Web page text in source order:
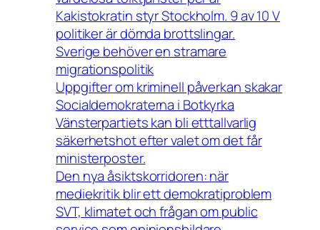
Kakistokratin styr Stockholm. 9 av 10 V
politiker är dömda brottslingar.
Sverige behöver en stramare
migrationspolitik
Uppgifter om kriminell påverkan skakar
Socialdemokraterna i Botkyrka
Vänsterpartiets kan bli etttallvarlig
säkerhetshot efter valet om det får
ministerposter.
Den nya åsiktskorridoren: när
mediekritik blir ett demokratiproblem
SVT, klimatet och frågan om public